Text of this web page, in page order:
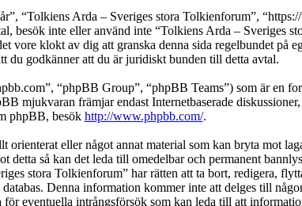
“Tolkiens Arda – Sveriges stora Tolkienforum”,
inte eller använd inte “Tolkiens Arda – Sveriges
klokt av dig att granska denna sida regelbundet på
du godkänner att du är juridiskt bunden till detta avtal.
“phpBB Group”, “phpBB Teams”) som är en
mjukvaran främjar endast Internetbaserade
phpBB, besök http://www.phpbb.com/.
eller något annat material som kan bryta mot
så kan det leda till omedelbar och permanent
stora Tolkienforum” har rätten att ta bort, redigera,
Denna information kommer inte att delges till
eventuella intrångsförsök som kan leda till att